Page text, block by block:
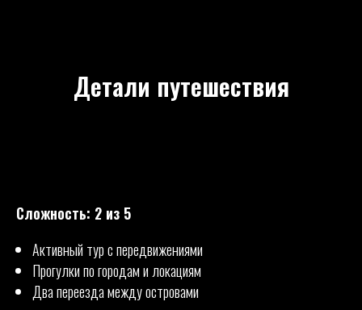
Детали путешествия
Сложность: 2 из 5
Активный тур с передвижениями
Прогулки по городам и локациям
Два переезда между островами